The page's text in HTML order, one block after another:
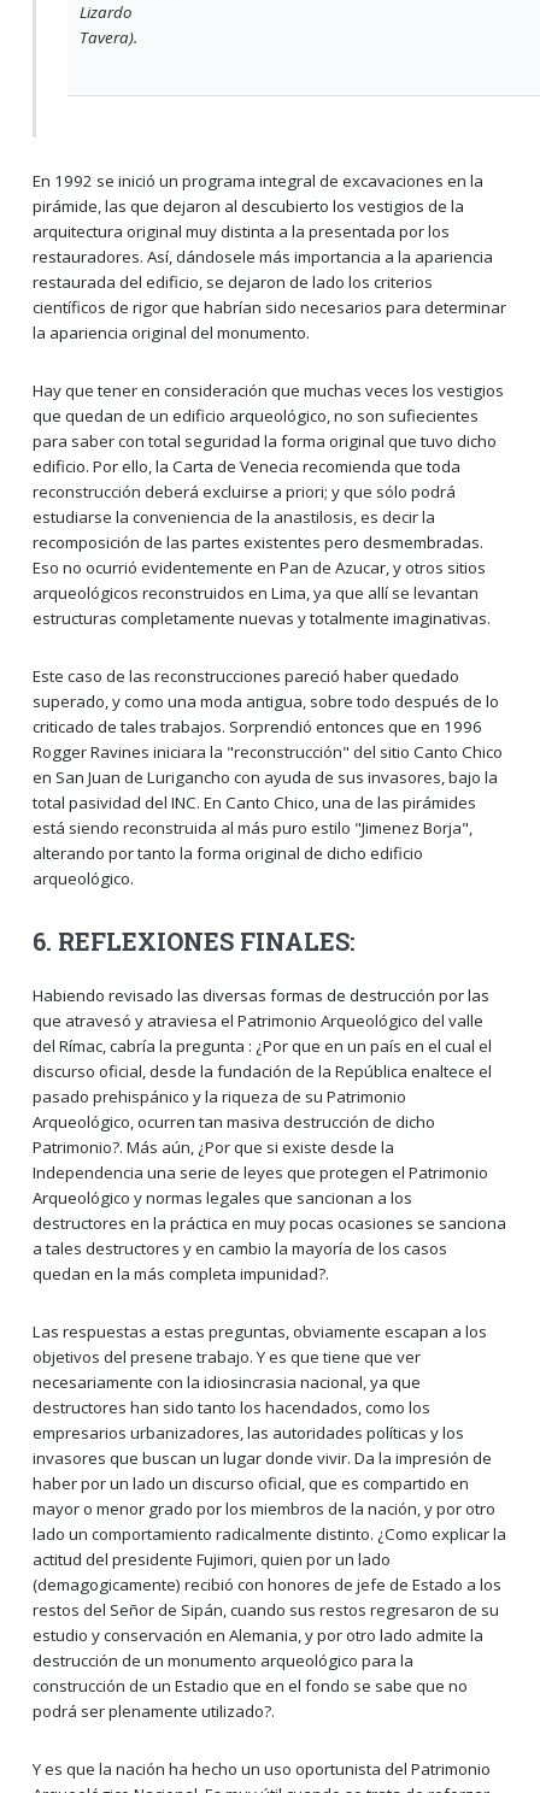
Lizardo
Tavera).
En 1992 se inició un programa integral de excavaciones en la
pirámide, las que dejaron al descubierto los vestigios de la
arquitectura original muy distinta a la presentada por los
restauradores. Así, dándosele más importancia a la apariencia
restaurada del edificio, se dejaron de lado los criterios
científicos de rigor que habrían sido necesarios para determinar
la apariencia original del monumento.
Hay que tener en consideración que muchas veces los vestigios
que quedan de un edificio arqueológico, no son sufiecientes
para saber con total seguridad la forma original que tuvo dicho
edificio. Por ello, la Carta de Venecia recomienda que toda
reconstrucción deberá excluirse a priori; y que sólo podrá
estudiarse la conveniencia de la anastilosis, es decir la
recomposición de las partes existentes pero desmembradas.
Eso no ocurrió evidentemente en Pan de Azucar, y otros sitios
arqueológicos reconstruidos en Lima, ya que allí se levantan
estructuras completamente nuevas y totalmente imaginativas.
Este caso de las reconstrucciones pareció haber quedado
superado, y como una moda antigua, sobre todo después de lo
criticado de tales trabajos. Sorprendió entonces que en 1996
Rogger Ravines iniciara la "reconstrucción" del sitio Canto Chico
en San Juan de Lurigancho con ayuda de sus invasores, bajo la
total pasividad del INC. En Canto Chico, una de las pirámides
está siendo reconstruida al más puro estilo "Jimenez Borja",
alterando por tanto la forma original de dicho edificio
arqueológico.
6. REFLEXIONES FINALES:
Habiendo revisado las diversas formas de destrucción por las
que atravesó y atraviesa el Patrimonio Arqueológico del valle
del Rímac, cabría la pregunta : ¿Por que en un país en el cual el
discurso oficial, desde la fundación de la República enaltece el
pasado prehispánico y la riqueza de su Patrimonio
Arqueológico, ocurren tan masiva destrucción de dicho
Patrimonio?. Más aún, ¿Por que si existe desde la
Independencia una serie de leyes que protegen el Patrimonio
Arqueológico y normas legales que sancionan a los
destructores en la práctica en muy pocas ocasiones se sanciona
a tales destructores y en cambio la mayoría de los casos
quedan en la más completa impunidad?.
Las respuestas a estas preguntas, obviamente escapan a los
objetivos del presene trabajo. Y es que tiene que ver
necesariamente con la idiosincrasia nacional, ya que
destructores han sido tanto los hacendados, como los
empresarios urbanizadores, las autoridades políticas y los
invasores que buscan un lugar donde vivir. Da la impresión de
haber por un lado un discurso oficial, que es compartido en
mayor o menor grado por los miembros de la nación, y por otro
lado un comportamiento radicalmente distinto. ¿Como explicar la
actitud del presidente Fujimori, quien por un lado
(demagogicamente) recibió con honores de jefe de Estado a los
restos del Señor de Sipán, cuando sus restos regresaron de su
estudio y conservación en Alemania, y por otro lado admite la
destrucción de un monumento arqueológico para la
construcción de un Estadio que en el fondo se sabe que no
podrá ser plenamente utilizado?.
Y es que la nación ha hecho un uso oportunista del Patrimonio